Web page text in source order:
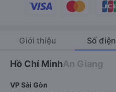
Giới thiệu Số
Hồ Chí MinhAn Giang
VP Sài Gòn